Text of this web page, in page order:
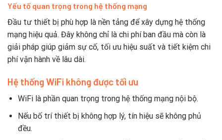
Yếu tố quan trọng trong hệ thống mạng
Đầu tư thiết bị phù hợp là nền tảng để xây dựng hệ thống
mạng hiệu quả. Đây không chỉ là chi phí ban đầu mà còn là
giải pháp giúp giảm sự cố, tối ưu hiệu suất và tiết kiệm chi
phí vận hành về lâu dài.
Hệ thống WiFi không được tối ưu
WiFi là phần quan trọng trong hệ thống mạng nội bộ.
Nếu bố trí thiết bị không hợp lý, tín hiệu sẽ không phủ
đều.